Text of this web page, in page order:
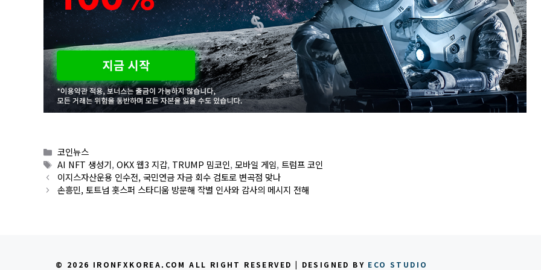
Categories
코인뉴스
Tags
AI NFT 생성기,OKX 웹3 지갑, TRUMP 밈코인,모바일 게임, 트럼프 코인
이지스자산운용 인수전, 국민연금 자금 회수 검토로 변곡점 맞나
손흥민, 토트넘 홋스퍼 스타디움 방문해 작별 인사와 감사의 메시지 전해
© 2026 IRONFXKOREA.COM ALL RIGHT RESERVED | DESIGNED BY ECO STUDIO